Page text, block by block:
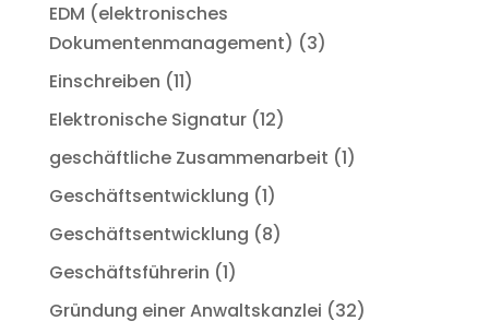
EDM (elektronisches
Dokumentenmanagement) (3)
Einschreiben (11)
Elektronische Signatur(12)
geschäftliche Zusammenarbeit (1)
Geschäftsentwicklung (1)
Geschäftsentwicklung (8)
Geschäftsführerin (1)
Gründung einer Anwaltskanzlei (32)